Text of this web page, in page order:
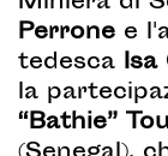
Perrone e
tedesca Isa
la
“Bathie”